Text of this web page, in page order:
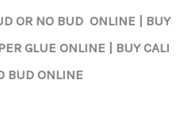
OR NO BUD ONLINE | BUY
GLUE ONLINE | BUY CALI
BUD ONLINE